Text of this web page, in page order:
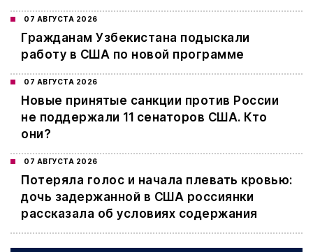
07 АВГУСТА 2026
Гражданам Узбекистана подыскали
работу в США по новой программе
07 АВГУСТА 2026
Новые принятые санкции против России
не поддержали 11 сенаторов США. Кто
они?
07 АВГУСТА 2026
Потеряла голос и начала плевать кровью:
дочь задержанной в США россиянки
рассказала об условиях содержания